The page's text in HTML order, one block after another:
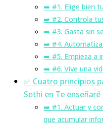
➡️ #1. Elige bien
➡️ #2. Controla
➡️ #3. Gasta sin
➡️ #4.
➡️ #5. Empieza a
➡️ #6. Vive una
✅ Cuatro principios
Sethi en Te
➡️ #1. Actuar y
que acumular